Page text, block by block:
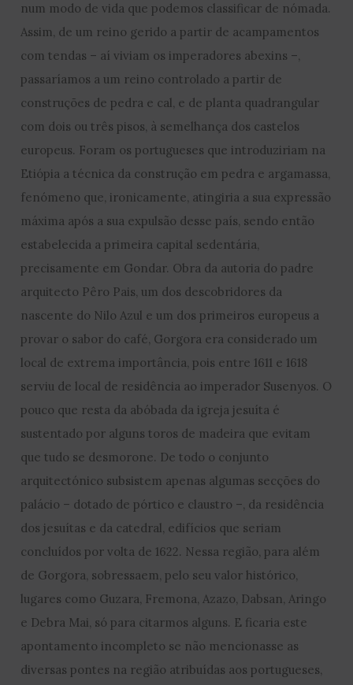
num modo de vida que podemos classificar de nómada.
Assim, de um reino gerido a partir de acampamentos
com tendas – aí viviam os imperadores abexins –,
passaríamos a um reino controlado a partir de
construções de pedra e cal, e de planta quadrangular
com dois ou três pisos, à semelhança dos castelos
europeus. Foram os portugueses que introduziriam na
Etiópia a técnica da construção em pedra e argamassa,
fenómeno que, ironicamente, atingiria a sua expressão
máxima após a sua expulsão desse país, sendo então
estabelecida a primeira capital sedentária,
precisamente em Gondar. Obra da autoria do padre
arquitecto Pêro Pais, um dos descobridores da
nascente do Nilo Azul e um dos primeiros europeus a
provar o sabor do café, Gorgora era considerado um
local de extrema importância, pois entre 1611 e 1618
serviu de local de residência ao imperador Susenyos. O
pouco que resta da abóbada da igreja jesuíta é
sustentado por alguns toros de madeira que evitam
que tudo se desmorone. De todo o conjunto
arquitectónico subsistem apenas algumas secções do
palácio – dotado de pórtico e claustro –, da residência
dos jesuítas e da catedral, edifícios que seriam
concluídos por volta de 1622. Nessa região, para além
de Gorgora, sobressaem, pelo seu valor histórico,
lugares como Guzara, Fremona, Azazo, Dabsan, Aringo
e Debra Mai, só para citarmos alguns. E ficaria este
apontamento incompleto se não mencionasse as
diversas pontes na região atribuídas aos portugueses,